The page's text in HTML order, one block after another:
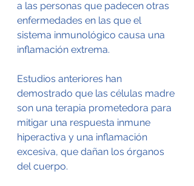
a las personas que padecen otras
enfermedades en las que el
sistema inmunológico causa una
inflamación extrema.
Estudios anteriores han
demostrado que las células madre
son una terapia prometedora para
mitigar una respuesta inmune
hiperactiva y una inflamación
excesiva, que dañan los órganos
del cuerpo.